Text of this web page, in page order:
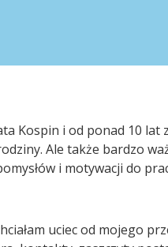
Kospin i od ponad 10
Ale także bardzo
i motywacji do
uciec od mojego